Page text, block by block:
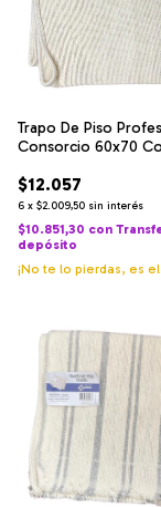
Trapo De Piso
Consorcio 60x70
$12.057
6 x $2.009,50 sin interés
$10.851,30 con
depósito
¡No te lo pierdas, es